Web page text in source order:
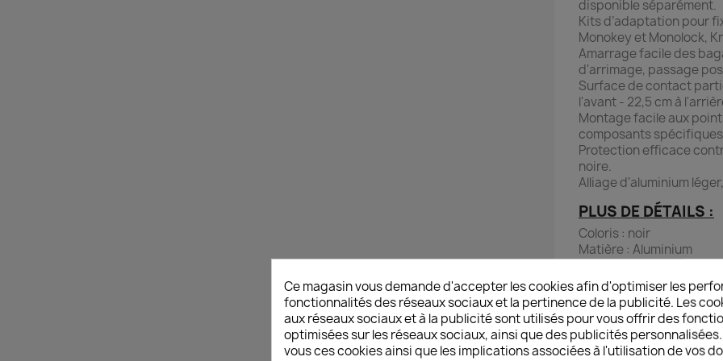
disponible séparément.
Kits d’adaptation pour
Monokey et Monolock,
Amarrage facile des
d'arrimage, passage
Surface de contact
l'avant - 22,5 cm à
Montage facile aux
composants
Protection efficace
noire.
Alliage d'aluminium
PLUS DE DÉTAILS :
Coloris : noir
Matière : Aluminium
Poids total : ca. 2,6 kg
1 x Porte-bagages
Notice d'installation
Matériel de montage
Ce magasin vous demande d'accepter les cookies afin d'optimiser les
fonctionnalités des réseaux sociaux et la pertinence de la publicité. Les
aux réseaux sociaux et à la publicité sont utilisés pour vous offrir des
optimisées sur les réseaux sociaux, ainsi que des publicités
vous ces cookies ainsi que les implications associées à l'utilisation de vos